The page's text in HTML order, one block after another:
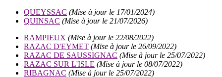
QUEYSSAC (Mise à jour le 17/01/2024)
QUINSAC (Mise à jour le 21/07/2026)
RAMPIEUX (Mise à jour le 22/08/2022)
RAZAC D'EYMET (Mise à jour le 26/09/2022)
RAZAC DE SAUSSIGNAC (Mise à jour le 25/07/2022)
RAZAC SUR L'ISLE (Mise à jour le 08/07/2022)
RIBAGNAC (Mise à jour le 25/07/2022)